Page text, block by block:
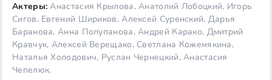
Актеры: Анастасия Крылова, Анатолий Лобоцкий, Игорь
Сигов, Евгений Шириков, Алексей Суренский, Дарья
Баранова, Анна Полупанова, Андрей Карако, Дмитрий
Кравчук, Алексей Верещако, Светлана Кожемякина,
Наталья Холодович, Руслан Чернецкий, Анастасия
Чепелюк,